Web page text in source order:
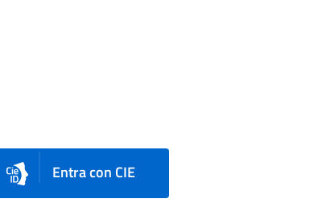
Entra con CIE